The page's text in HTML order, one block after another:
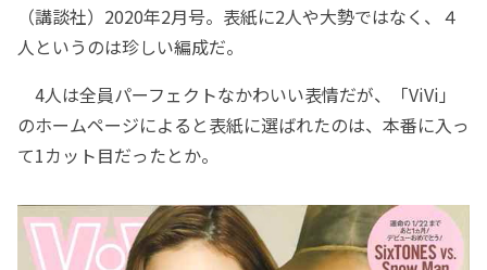
（講談社）2020年2月号。表紙に2人や大勢ではなく、４
人というのは珍しい編成だ。
4人は全員パーフェクトなかわいい表情だが、「ViVi」
のホームページによると表紙に選ばれたのは、本番に入っ
て1カット目だったとか。